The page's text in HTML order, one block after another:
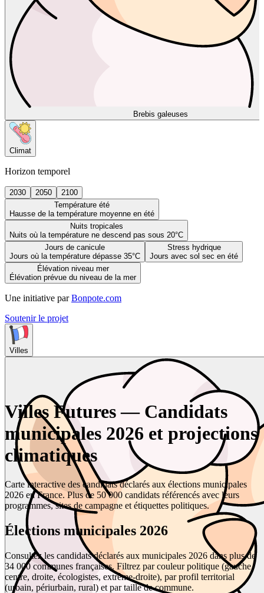
Brebis galeuses
Climat
Horizon temporel
2030 2050
2100
Température été
Hausse de la température moyenne en été
Nuits tropicales
Nuits où la température ne descend pas sous 20°C
Jours de canicule
Jours où la température dépasse 35°C
Stress hydrique
Jours avec sol sec en été
Élévation niveau mer
Élévation prévue du niveau de la mer
Une initiative par Bonpote.com
Soutenir le projet
Villes
Villes Futures — Candidats
municipales 2026 et projections
climatiques
Carte interactive des candidats déclarés aux élections municipales
2026 en France. Plus de 50 000 candidats référencés avec leurs
programmes, sites de campagne et étiquettes politiques.
Élections municipales 2026
Consultez les candidats déclarés aux municipales 2026 dans plus de
34 000 communes françaises. Filtrez par couleur politique (gauche,
centre, droite, écologistes, extrême-droite), par profil territorial
(urbain, périurbain, rural) et par taille de commune.